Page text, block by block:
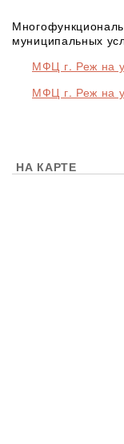
муниципальных
МФЦ г. Реж на
МФЦ г. Реж на
НА КАРТЕ